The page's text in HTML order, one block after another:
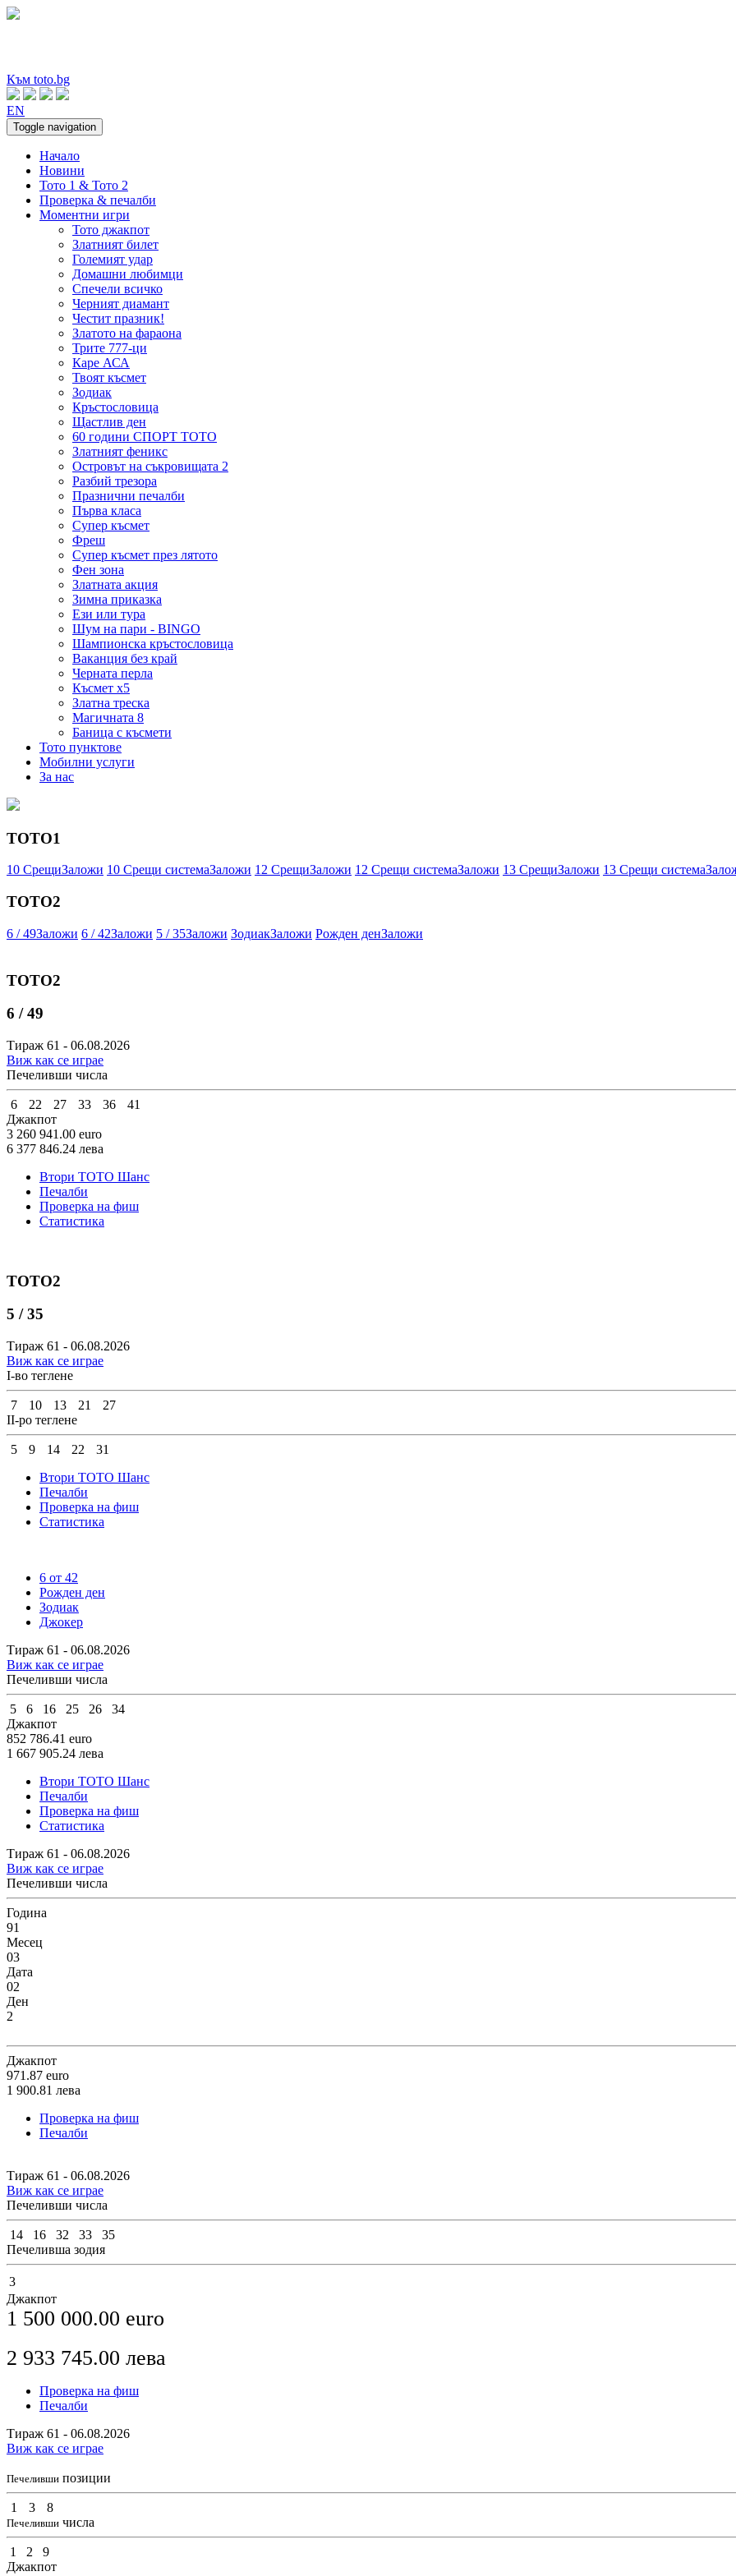
Към toto.bg
EN
Toggle navigation
Начало
Новини
Тото 1 & Тото 2
Проверка & печалби
Моментни игри
Тото джакпот
Златният билет
Големият удар
Домашни любимци
Спечели всичко
Черният диамант
Честит празник!
Златото на фараона
Трите 777-ци
Каре АСА
Твоят късмет
Зодиак
Кръстословица
Щастлив ден
60 години СПОРТ ТОТО
Златният феникс
Островът на съкровищата 2
Разбий трезора
Празнични печалби
Първа класа
Супер късмет
Фреш
Супер късмет през лятото
Фен зона
Златната акция
Зимна приказка
Ези или тура
Шум на пари - BINGO
Шампионска кръстословица
Ваканция без край
Черната перла
Късмет х5
Златна треска
Магичната 8
Баница с късмети
Тото пунктове
Мобилни услуги
За нас
ТОТО1
10 СрещиЗаложи 10 Срещи системаЗаложи 12 СрещиЗаложи 12 Срещи системаЗаложи 13 СрещиЗаложи 13 Срещи система
ТОТО2
6 / 49Заложи 6 / 42Заложи 5 / 35Заложи ЗодиакЗаложи Рожден денЗаложи
ТОТО2
6 / 49
Тираж 61 - 06.08.2026
Виж как се играе
Печеливши числа
6 22 27 33 36
41
Джакпот
3 260 941.00 euro
6 377 846.24 лева
Втори ТОТО Шанс
Печалби
Проверка на фиш
Статистика
ТОТО2
5 / 35
Тираж 61 - 06.08.2026
Виж как се играе
I-во теглене
7 10 13 21
27
II-ро теглене
5 9 14 22
31
Втори ТОТО Шанс
Печалби
Проверка на фиш
Статистика
6 от 42
Рожден ден
Зодиак
Джокер
Тираж 61 - 06.08.2026
Виж как се играе
Печеливши числа
5 6 16 25 26
34
Джакпот
852 786.41 euro
1 667 905.24 лева
Втори ТОТО Шанс
Печалби
Проверка на фиш
Статистика
Тираж 61 - 06.08.2026
Виж как се играе
Печеливши числа
Година
91
Месец
03
Дата
02
Ден
2
Джакпот
971.87 euro
1 900.81 лева
Проверка на фиш
Печалби
Тираж 61 - 06.08.2026
Виж как се играе
Печеливши числа
14 16 32 33
35
Печеливша зодия
3
Джакпот
1 500 000.00 euro
2 933 745.00 лева
Проверка на фиш
Печалби
Тираж 61 - 06.08.2026
Виж как се играе
Печеливши позиции
1 3 8
Печеливши числа
1 2
9
Джакпот